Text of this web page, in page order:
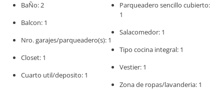
BaÑo: 2
Balcon: 1
Nro. garajes/parqueadero(s): 1
Closet: 1
Cuarto util/deposito: 1
Parqueadero sencillo cubierto:
1
Salacomedor: 1
Tipo cocina integral: 1
Vestier: 1
Zona de ropas/lavanderia: 1